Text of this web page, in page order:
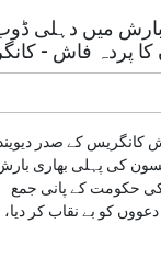
میں دہلی
کے صدر
کی پہلی بھاری بارش